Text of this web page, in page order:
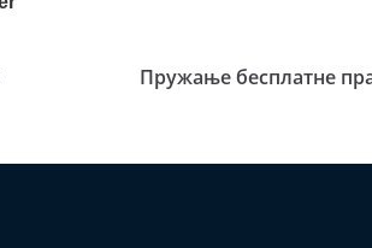
Пружање бесплатне